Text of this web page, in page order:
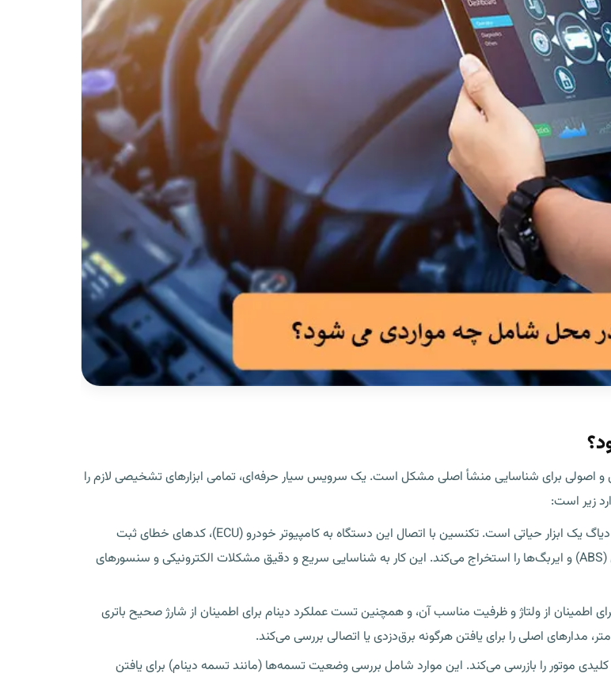
و اصولی برای شناسایی منشأ اصلی مشکل است. یک سرویس سیار حرفه‌ای، تمامی ابزارهای تشخیصی لازم را
زیر است:
استفاده از دستگاه دیاگ پیشرفته: برای خودروهای مدرن امروزی، دستگاه دیاگ یک ابزار حیاتی است. تکنسین با اتصال این دستگاه به کامپیوتر خودرو (ECU)، کدهای خطای ثبت
شده در تمامی بخش‌ها، از موتور و گیربکس گرفته تا سیستم ترمز ضدقفل (ABS) و ایربگ‌ها را استخراج می‌کند. این کار به شناسایی سریع و دقیق مشکلات الکترونیکی و سنسورهای
از ولتاژ و ظرفیت مناسب آن، و همچنین تست عملکرد دینام برای اطمینان از شارژ صحیح باتری
مدارهای اصلی را برای یافتن هرگونه برق‌دزدی یا اتصالی بررسی می‌کند.
موتور را بازرسی می‌کند. این موارد شامل بررسی وضعیت تسمه‌ها (مانند تسمه دینام) برای یافتن